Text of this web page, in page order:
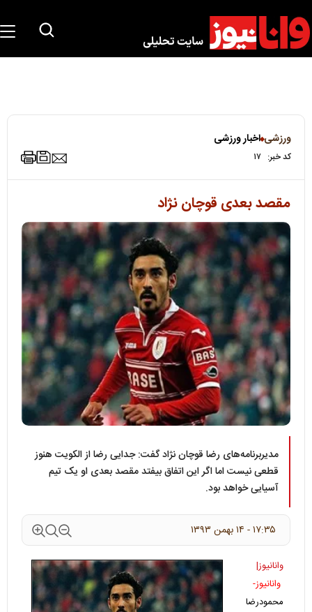
ورزشی اخبار ورزشی
کد خبر: ۱۷
مقصد بعدی قوچان نژاد
مدیربرنامه‌های رضا قوچان نژاد گفت: جدایی رضا از الکویت هنوز
قطعی نیست اما اگر این اتفاق بیفتد مقصد بعدی او یک تیم
آسیایی خواهد بود.
۱۷:۳۵ - ۱۴ بهمن ۱۳۹۳
وانانیوز|
وانانیوز-
محمودرضا